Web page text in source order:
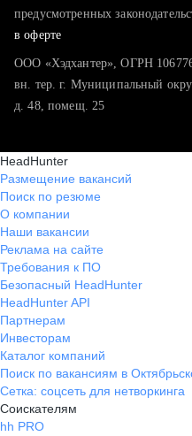
предусмотренных
в оферте
ООО «Хэдхантер», ОГРН
вн. тер. г. Муниципальный
д. 48, помещ. 25
HeadHunter
Размещение вакансий
Поиск по резюме
О компании
Наши вакансии
Реклама на сайте
Требования к ПО
Безопасный HeadHunter
HeadHunter API
Партнерам
Инвесторам
Каталог компаний
Поиск по вакансиям в
Сетка: соцсеть для нетворкинга
Соискателям
hh PRO